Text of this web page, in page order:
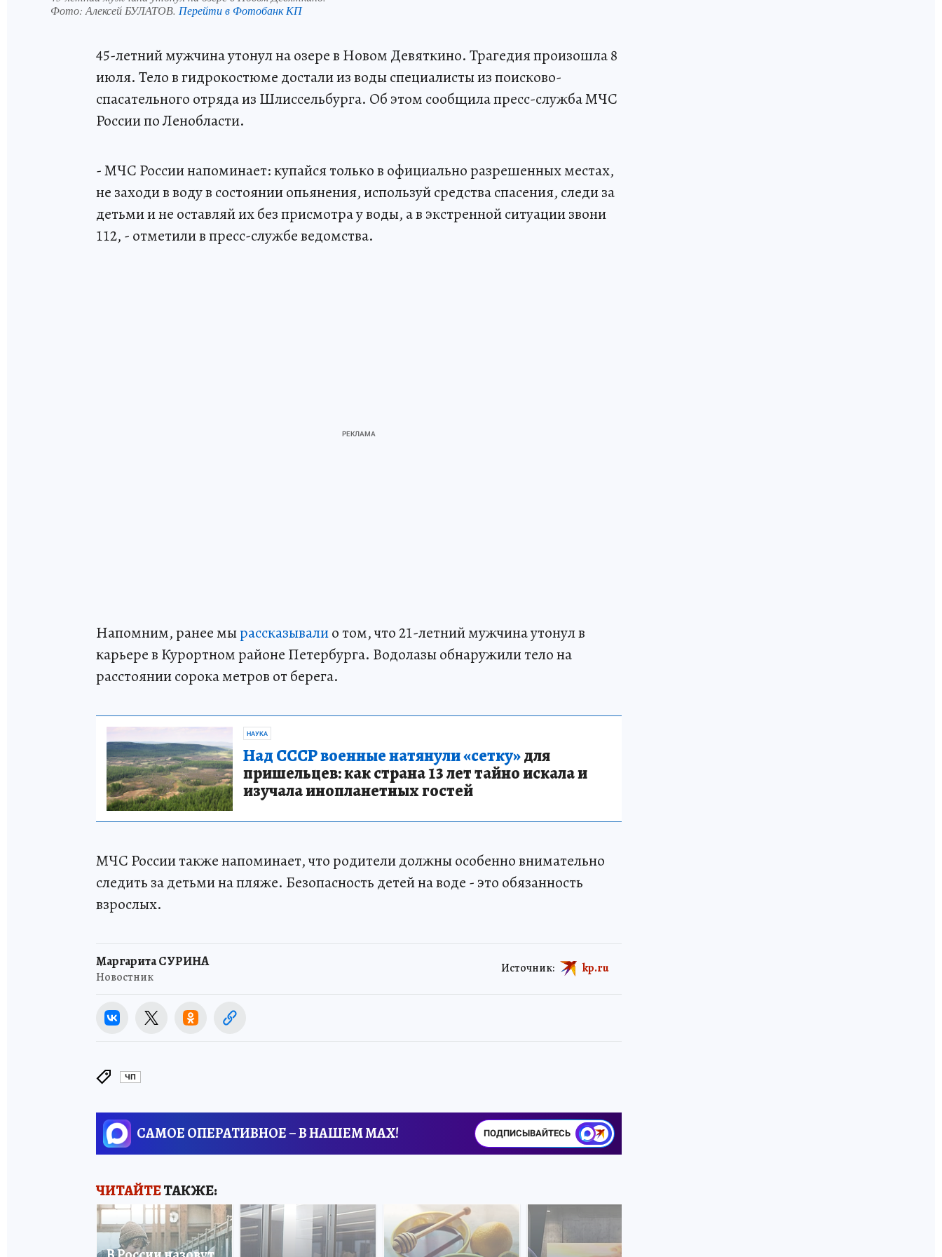
Фото: Алексей БУЛАТОВ. Перейти в Фотобанк КП
45-летний мужчина утонул на озере в Новом Девяткино. Трагедия произошла 8
июля. Тело в гидрокостюме достали из воды специалисты из поисково-
спасательного отряда из Шлиссельбурга. Об этом сообщила пресс-служба МЧС
России по Ленобласти.
- МЧС России напоминает: купайся только в официально разрешенных местах,
не заходи в воду в состоянии опьянения, используй средства спасения, следи за
детьми и не оставляй их без присмотра у воды, а в экстренной ситуации звони
112, - отметили в пресс-службе ведомства.
Напомним, ранее мырассказывалио том, что 21-летний мужчина утонул в
карьере в Курортном районе Петербурга. Водолазы обнаружили тело на
расстоянии сорока метров от берега.
НАУКА
Над СССР военные натянули «сетку»для
пришельцев: как страна 13 лет тайно искала и
изучала инопланетных гостей
МЧС России также напоминает, что родители должны особенно внимательно
следить за детьми на пляже. Безопасность детей на воде - это обязанность
взрослых.
Маргарита СУРИНА
Новостник
Источник: kp.ru
ЧП
САМОЕ ОПЕРАТИВНОЕ – В НАШЕМ MAX! ПОДПИСЫВАЙТЕСЬ
ЧИТАЙТЕТАКЖЕ: